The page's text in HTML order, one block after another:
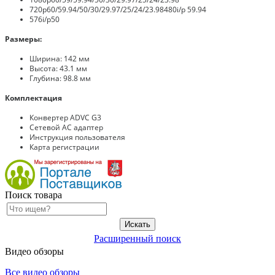
720p60/59.94/50/30/29.97/25/24/23.98480i/p 59.94
576i/p50
Размеры:
Ширина: 142 мм
Высота: 43.1 мм
Глубина: 98.8 мм
Комплектация
Конвертер ADVC G3
Сетевой AC адаптер
Инструкция пользователя
Карта регистрации
Поиск товара
Расширенный поиск
Видео обзоры
Все видео обзоры